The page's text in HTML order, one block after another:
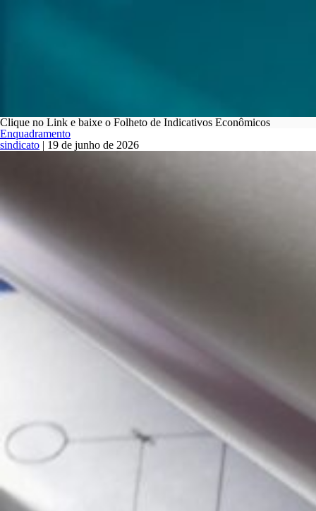
Clique no Link e baixe o Folheto de Indicativos Econômicos
Enquadramento
sindicato | 19 de junho de 2026